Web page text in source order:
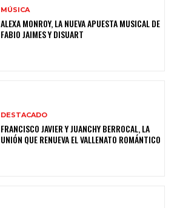
MÚSICA
ALEXA MONROY, LA NUEVA APUESTA MUSICAL DE
FABIO JAIMES Y DISUART
DESTACADO
FRANCISCO JAVIER Y JUANCHY BERROCAL, LA
UNIÓN QUE RENUEVA EL VALLENATO ROMÁNTICO